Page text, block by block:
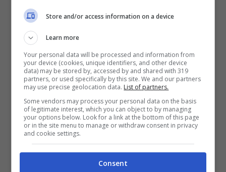
Store and/or access information on a device
Learn more
Your personal data will be processed and information from
your device (cookies, unique identifiers, and other device
data) may be stored by, accessed by and shared with 319
partners, or used specifically by this site. We and our partners
may use precise geolocation data. List of partners.
Some vendors may process your personal data on the basis
of legitimate interest, which you can object to by managing
your options below. Look for a link at the bottom of this page
or in the site menu to manage or withdraw consent in privacy
and cookie settings.
Consent